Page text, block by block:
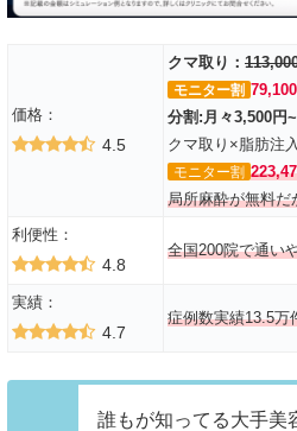
価格：
4.5
クマ取り：
モニター割
分割:月々3,500円~
クマ取り×脂肪注
モニター割
局所麻酔が無料だ
利便性：
4.8
全国200院で通い
実績：
4.7
症例数実績13.5万
誰もが知ってる大手美